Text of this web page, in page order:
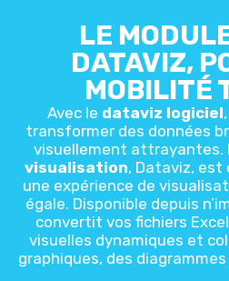
LE
DATAVIZ,
MOBILITÉ
Avec le dataviz logiciel
transformer des données
visuellement attrayantes.
visualisation, Dataviz, est
une expérience de
égale. Disponible depuis
convertit vos fichiers
visuelles dynamiques et
graphiques, des